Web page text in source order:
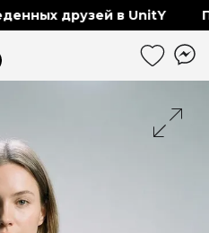
друзей в UnitY